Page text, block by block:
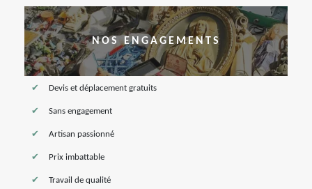
NOS ENGAGEMENTS
Devis et déplacement gratuits
Sans engagement
Artisan passionné
Prix imbattable
Travail de qualité